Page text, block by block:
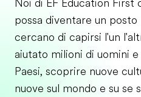
Noi di EF Education
possa diventare un
cercano di capirsi l'un
aiutato milioni di uomini
Paesi, scoprire nuove
nuove sul mondo e su se